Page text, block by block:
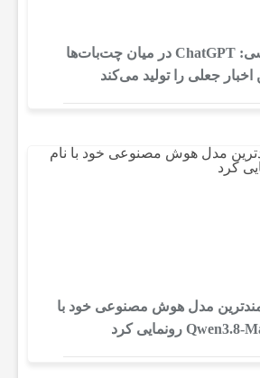
نتیجه یک بررسی: ChatGPT در میان چت‌بات‌ها
اخبار جعلی را تولید می‌کند
مدل هوش مصنوعی خود با